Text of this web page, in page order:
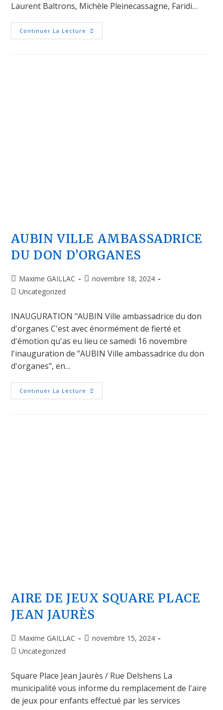
Laurent Baltrons, Michèle Pleinecassagne, Faridi…
Continuer La Lecture
AUBIN VILLE AMBASSADRICE
DU DON D’ORGANES
Maxime GAILLAC
novembre 18, 2024
Uncategorized
INAUGURATION "AUBIN Ville ambassadrice du don
d'organes C'est avec énormément de fierté et
d'émotion qu'as eu lieu ce samedi 16 novembre
l'inauguration de "AUBIN Ville ambassadrice du don
d'organes", en…
Continuer La Lecture
AIRE DE JEUX SQUARE PLACE
JEAN JAURÈS
Maxime GAILLAC
novembre 15, 2024
Uncategorized
Square Place Jean Jaurès / Rue Delshens La
municipalité vous informe du remplacement de l'aire
de jeux pour enfants effectué par les services